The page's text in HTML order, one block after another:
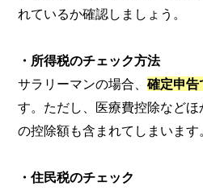
れているか確認しましょう。
・所得税のチェック方法
サラリーマンの場合、確定申告
す。ただし、医療費控除など
の控除額も含まれてしまいます
・住民税のチェック